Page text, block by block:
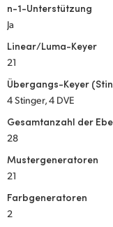
n-1-Unterstützung
Ja
Linear/Luma-Keyer
21
Übergangs-Keyer
4 Stinger, 4 DVE
Gesamtanzahl der
28
Mustergeneratoren
21
Farbgeneratoren
2